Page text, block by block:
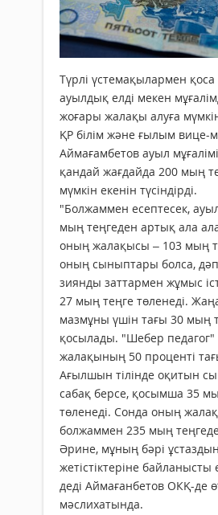
Түрлі үстемақылармен қоса
ауылдық елді мекен
жоғары жалақы алуға
ҚР білім және ғылым вице-
Аймағамбетов ауыл
қандай жағдайда 200 мың
мүмкін екенін түсіндірді.
"Болжаммен есептесек,
мың теңгеден артық ала
оның жалақысы – 103 мың
оның сыныптары болса,
зиянды заттармен жұмыс
27 мың теңге төленеді.
мазмұны үшін тағы 30 мың
қосылады. "Шебер педагог"
жалақының 50 проценті
Ағылшын тілінде оқитын
сабақ берсе, қосымша 35
төленеді. Сонда оның
болжаммен 235 мың
Әрине, мұның бәрі
жетістіктеріне
деді Аймағанбетов ОКҚ-де
мәслихатында.